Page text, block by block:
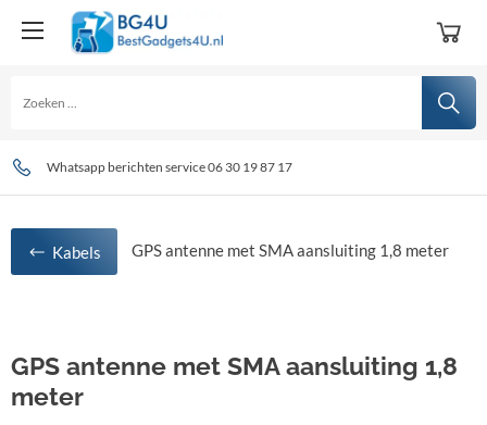
Op werkdagen voor 15:00 uur besteld, zelfde dag verstuurd!
Al bijna 10 jaar uw specialist in Car Multimedia systemen en toebehoren!
Whatsapp berichten service 06 30 19 87 17
Kabels GPS antenne met SMA aansluiting 1,8 meter
GPS antenne met SMA aansluiting 1,8
meter